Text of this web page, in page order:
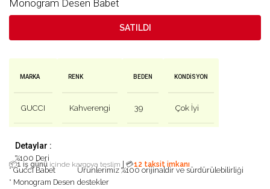
Monogram Desen Babet
SATILDI
MARKA
GUCCI
RENK
Kahverengi
BEDEN
39
KONDISYON
Çok İyi
Detaylar :
%100 Deri
📦1 iş günü içinde kargoya teslim 💳12 taksit imkanı
* Gucci Babet
* Monogram Desen
Ürünlerimiz %100 orijinaldir ve sürdürülebilirliği
destekler